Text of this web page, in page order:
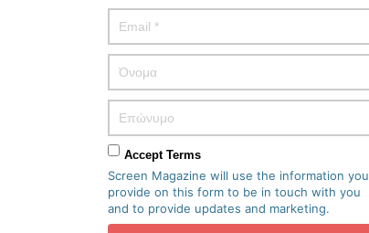
Accept Terms
Screen Magazine will use the information you
provide on this form to be in touch with you
and to provide updates and marketing.